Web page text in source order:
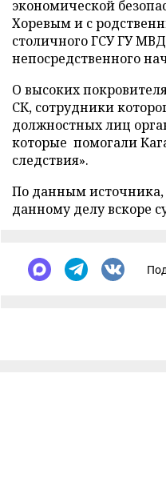
экономической
Хоревым и с
столичного ГСУ ГУ
непосредственного
О высоких
СК, сотрудники
должностных лиц
которые помогали
следствия».
По данным источника,
данному делу вскоре